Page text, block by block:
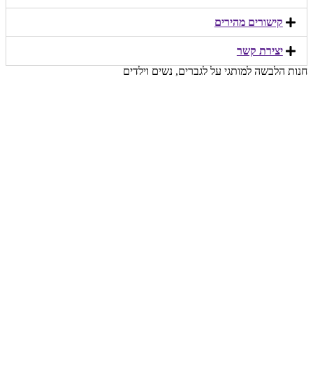
קישורים מהירים​
יצירת קשר​
חנות הלבשה למותגי על לגברים, נשים וילדים